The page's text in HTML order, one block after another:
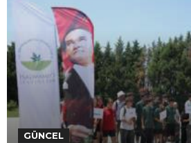
GÜNCEL